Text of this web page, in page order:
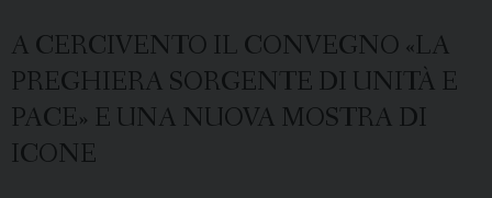
Udine
il
libro
A CERCIVENTO IL CONVEGNO «LA
PREGHIERA SORGENTE DI UNITÀ E
PACE» E UNA NUOVA MOSTRA DI
ICONE